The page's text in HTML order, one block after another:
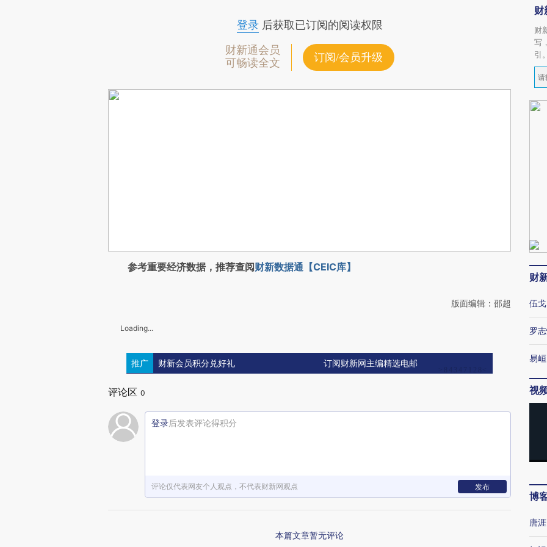
登录后获取已订阅的阅读权限
财新通会员
可畅读全文
订阅/会员升级
参考重要经济数据，推荐查阅财新数据通【CEIC库】
版面编辑：邵超
Loading...
推广 财新会员积分兑好礼 订阅财新网主编精选电邮
评论区 0
登录后发表评论得积分
评论仅代表网友个人观点，不代表财新网观点 发布
本篇文章暂无评论
财
财
写
引
财
伍戈
罗
易峘
视
博
唐涯